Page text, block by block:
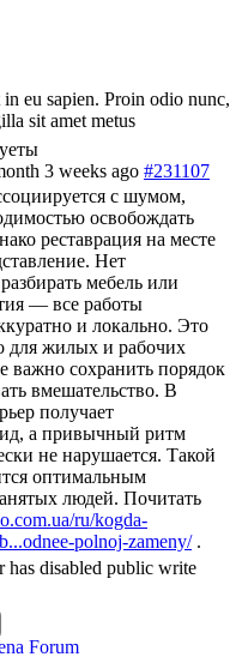
eu sapien. Proin odio nunc,
sit amet metus
3 weeks ago #231107
с шумом,
освобождать
реставрация на месте
Нет
мебель или
— все работы
и локально. Это
для жилых и рабочих
важно сохранить порядок
вмешательство. В
получает
а привычный ритм
не нарушается. Такой
оптимальным
людей. Почитать
ru/kogda-
polnoj-zameny/.
has disabled public write
Forum